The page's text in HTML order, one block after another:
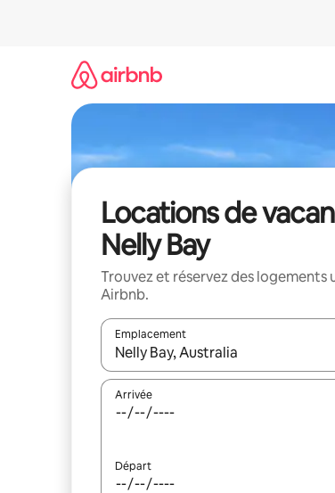
Locations de
Nelly Bay
Trouvez et réservez des logements
Airbnb.
Emplacement
Quand les résultats sont affichés,
Arrivée
Départ